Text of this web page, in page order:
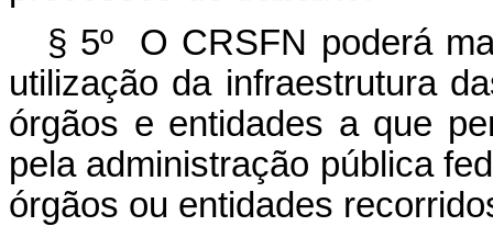
§ 5º O CRSFN poderá
utilização da infraestrutura
órgãos e entidades a que
pela administração pública
órgãos ou entidades